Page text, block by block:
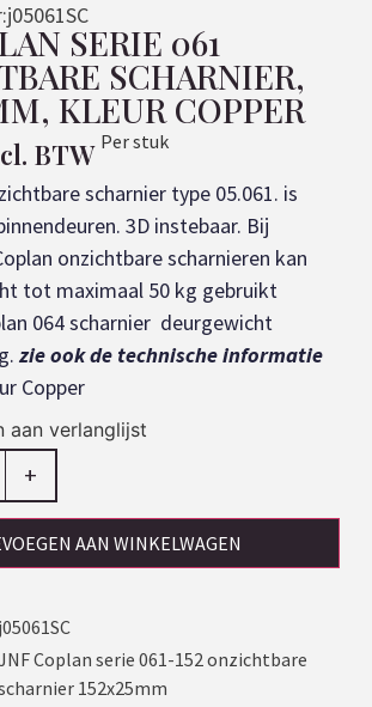
j05061SC
SERIE 061
SCHARNIER,
KLEUR COPPER
BTW Per stuk
scharnier type 05.061. is
3D instebaar. Bij
onzichtbare scharnieren kan
tot maximaal 50 kg gebruikt
064 scharnier deurgewicht
zie ook de technische informatie
Copper
aan verlanglijst
+
AAN WINKELWAGEN
j05061SC
Coplan serie 061-152 onzichtbare
152x25mm